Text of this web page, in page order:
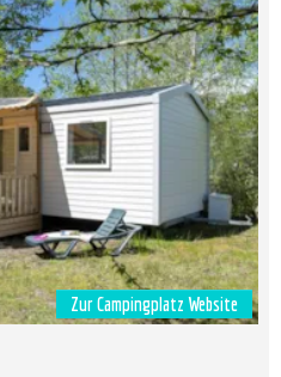
Zur Campingplatz Website